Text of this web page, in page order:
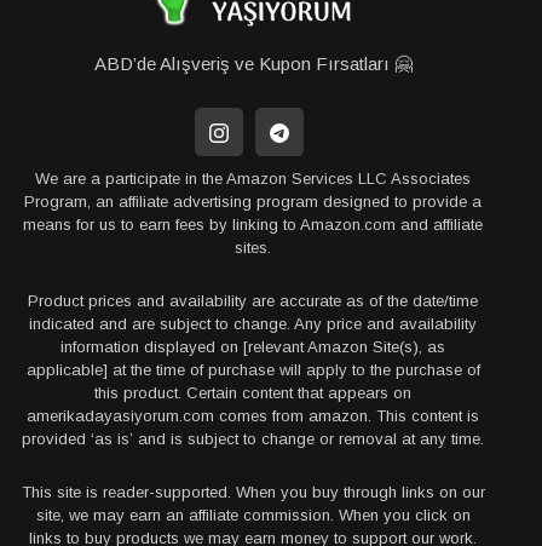
ABD’de Alışveriş ve Kupon Fırsatları 🤗
We are a participate in the Amazon Services LLC Associates
Program, an affiliate advertising program designed to provide a
means for us to earn fees by linking to Amazon.com and affiliate
sites.
Product prices and availability are accurate as of the date/time
indicated and are subject to change. Any price and availability
information displayed on [relevant Amazon Site(s), as
applicable] at the time of purchase will apply to the purchase of
this product. Certain content that appears on
amerikadayasiyorum.com comes from amazon. This content is
provided ‘as is’ and is subject to change or removal at any time.
This site is reader-supported. When you buy through links on our
site, we may earn an affiliate commission. When you click on
links to buy products we may earn money to support our work.